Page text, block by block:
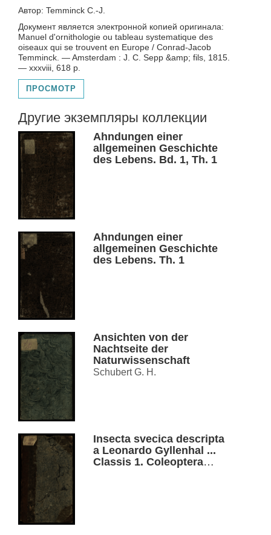
Автор: Temminck C.-J.
Документ является электронной копией оригинала:
Manuel d'ornithologie ou tableau systematique des
oiseaux qui se trouvent en Europe / Conrad-Jacob
Temminck. — Amsterdam : J. C. Sepp &amp; fils, 1815.
— xxxviii, 618 p.
ПРОСМОТР
Другие экземпляры коллекции
Ahndungen einer
allgemeinen Geschichte
des Lebens. Bd. 1, Th. 1
Ahndungen einer
allgemeinen Geschichte
des Lebens. Th. 1
Ansichten von der
Nachtseite der
Naturwissenschaft
Schubert G. H.
Insecta svecica descripta
a Leonardo Gyllenhal ...
Classis 1. Coleoptera